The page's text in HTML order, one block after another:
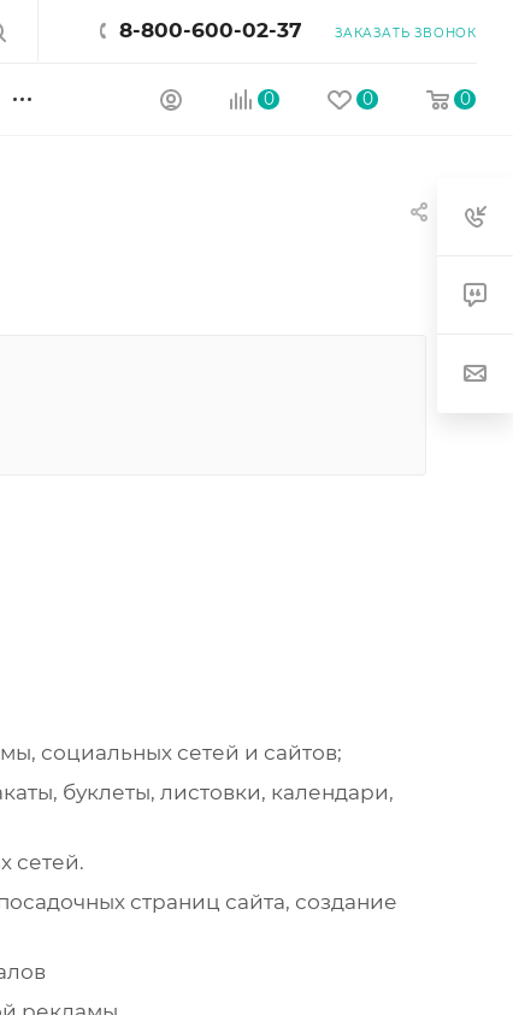
8-800-600-02-37 ЗАКАЗАТЬ ЗВОНОК
0 0 0
социальных сетей и сайтов;
буклеты, листовки, календари,
сетей.
страниц сайта, создание